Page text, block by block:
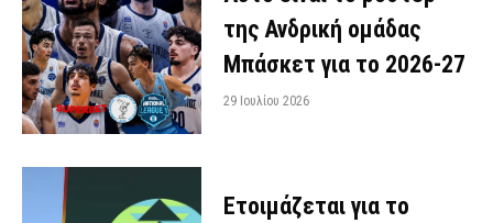
της Ανδρική ομάδας
Μπάσκετ για το 2026-27
29 Ιουλίου 2026
Ετοιμάζεται για το